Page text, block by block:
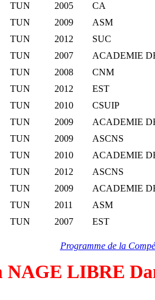
TUN 2005 CA
TUN 2009 ASM
TUN 2012 SUC
TUN 2007 ACADEMIE
TUN 2008 CNM
TUN 2012 EST
TUN 2010 CSUIP
TUN 2009 ACADEMIE
TUN 2009 ASCNS
TUN 2010 ACADEMIE
TUN 2012 ASCNS
TUN 2009 ACADEMIE
TUN 2011 ASM
TUN 2007 EST
Programme de la
NAGE LIBRE